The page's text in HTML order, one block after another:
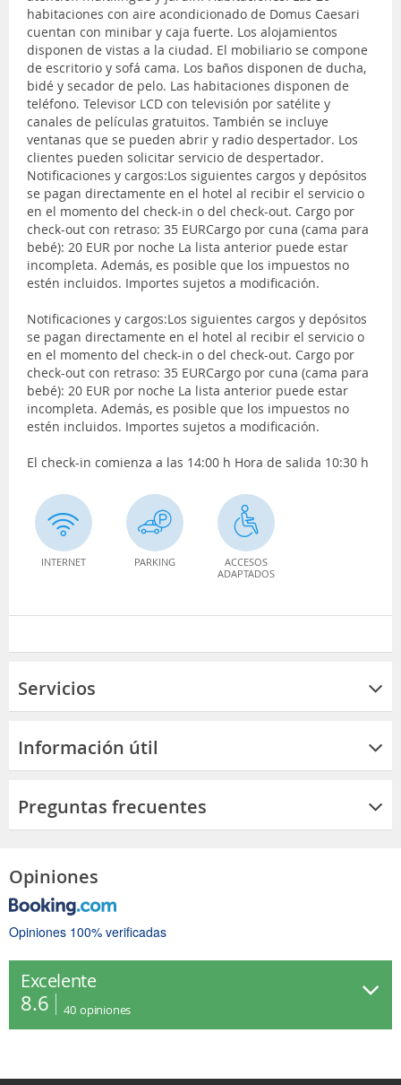
habitaciones con aire acondicionado de Domus Caesari
cuentan con minibar y caja fuerte. Los alojamientos
disponen de vistas a la ciudad. El mobiliario se compone
de escritorio y sofá cama. Los baños disponen de ducha,
bidé y secador de pelo. Las habitaciones disponen de
teléfono. Televisor LCD con televisión por satélite y
canales de películas gratuitos. También se incluye
ventanas que se pueden abrir y radio despertador. Los
clientes pueden solicitar servicio de despertador.
Notificaciones y cargos:Los siguientes cargos y depósitos
se pagan directamente en el hotel al recibir el servicio o
en el momento del check-in o del check-out. Cargo por
check-out con retraso: 35 EURCargo por cuna (cama para
bebé): 20 EUR por noche La lista anterior puede estar
incompleta. Además, es posible que los impuestos no
estén incluidos. Importes sujetos a modificación.
Notificaciones y cargos:Los siguientes cargos y depósitos
se pagan directamente en el hotel al recibir el servicio o
en el momento del check-in o del check-out. Cargo por
check-out con retraso: 35 EURCargo por cuna (cama para
bebé): 20 EUR por noche La lista anterior puede estar
incompleta. Además, es posible que los impuestos no
estén incluidos. Importes sujetos a modificación.
El check-in comienza a las 14:00 h Hora de salida 10:30 h
INTERNET PARKING
ACCESOS
ADAPTADOS
Servicios
Información útil
Preguntas frecuentes
Opiniones
Opiniones 100% verificadas
Excelente
8.6 40 opiniones